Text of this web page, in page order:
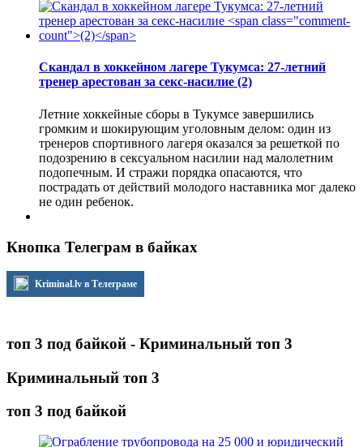
Скандал в хоккейном лагере Тукумса: 27-летний
тренер арестован за секс-насилие (2)
Летние хоккейные сборы в Тукумсе завершились
громким и шокирующим уголовным делом: один из
тренеров спортивного лагеря оказался за решеткой по
подозрению в сексуальном насилии над малолетним
подопечным. И стражи порядка опасаются, что
пострадать от действий молодого наставника мог далеко
не один ребенок.
Кнопка Телеграм в байках
Kriminal.lv в Телеграме
топ 3 под байкой - Криминальный топ 3
Криминальный топ 3
топ 3 под байкой